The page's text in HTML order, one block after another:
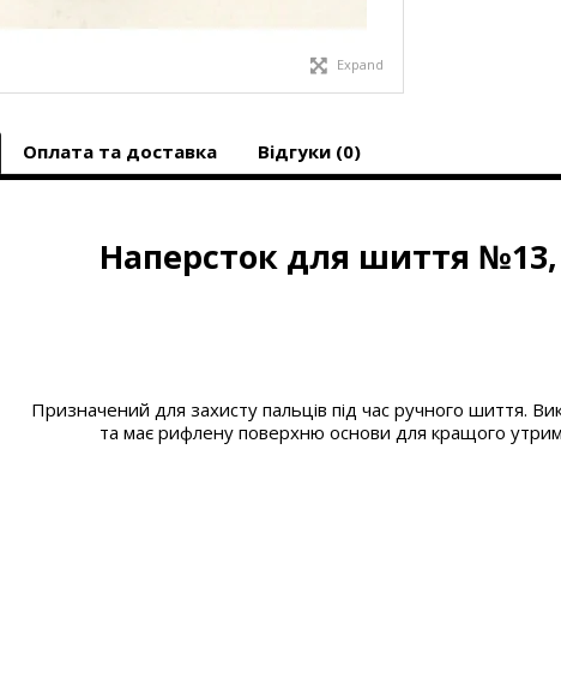
Expand
Оплата та доставка Відгуки (0)
Наперсток для шиття
Призначений для захисту пальців під час ручного шиття.
та має рифлену поверхню основи для кращого